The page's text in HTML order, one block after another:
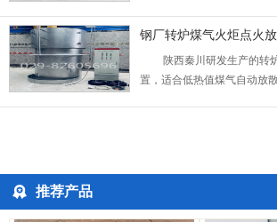
钢厂转炉煤气火炬点火
陕西秦川研发生产的转
置，适合低热值煤气自动放
推荐产品